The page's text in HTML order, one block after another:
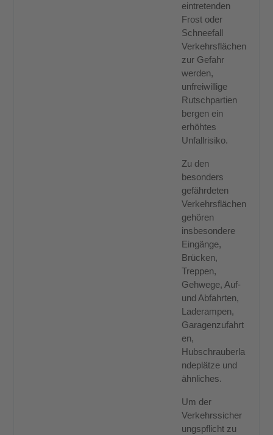
eintretenden
Frost oder
Schneefall
Verkehrsflächen
zur Gefahr
werden,
unfreiwillige
Rutschpartien
bergen ein
erhöhtes
Unfallrisiko.
Zu den
besonders
gefährdeten
Verkehrsflächen
gehören
insbesondere
Eingänge,
Brücken,
Treppen,
Gehwege, Auf-
und Abfahrten,
Laderampen,
Garagenzufahrt
en,
Hubschrauberla
ndeplätze und
ähnliches.
Um der
Verkehrssicher
ungspflicht zu